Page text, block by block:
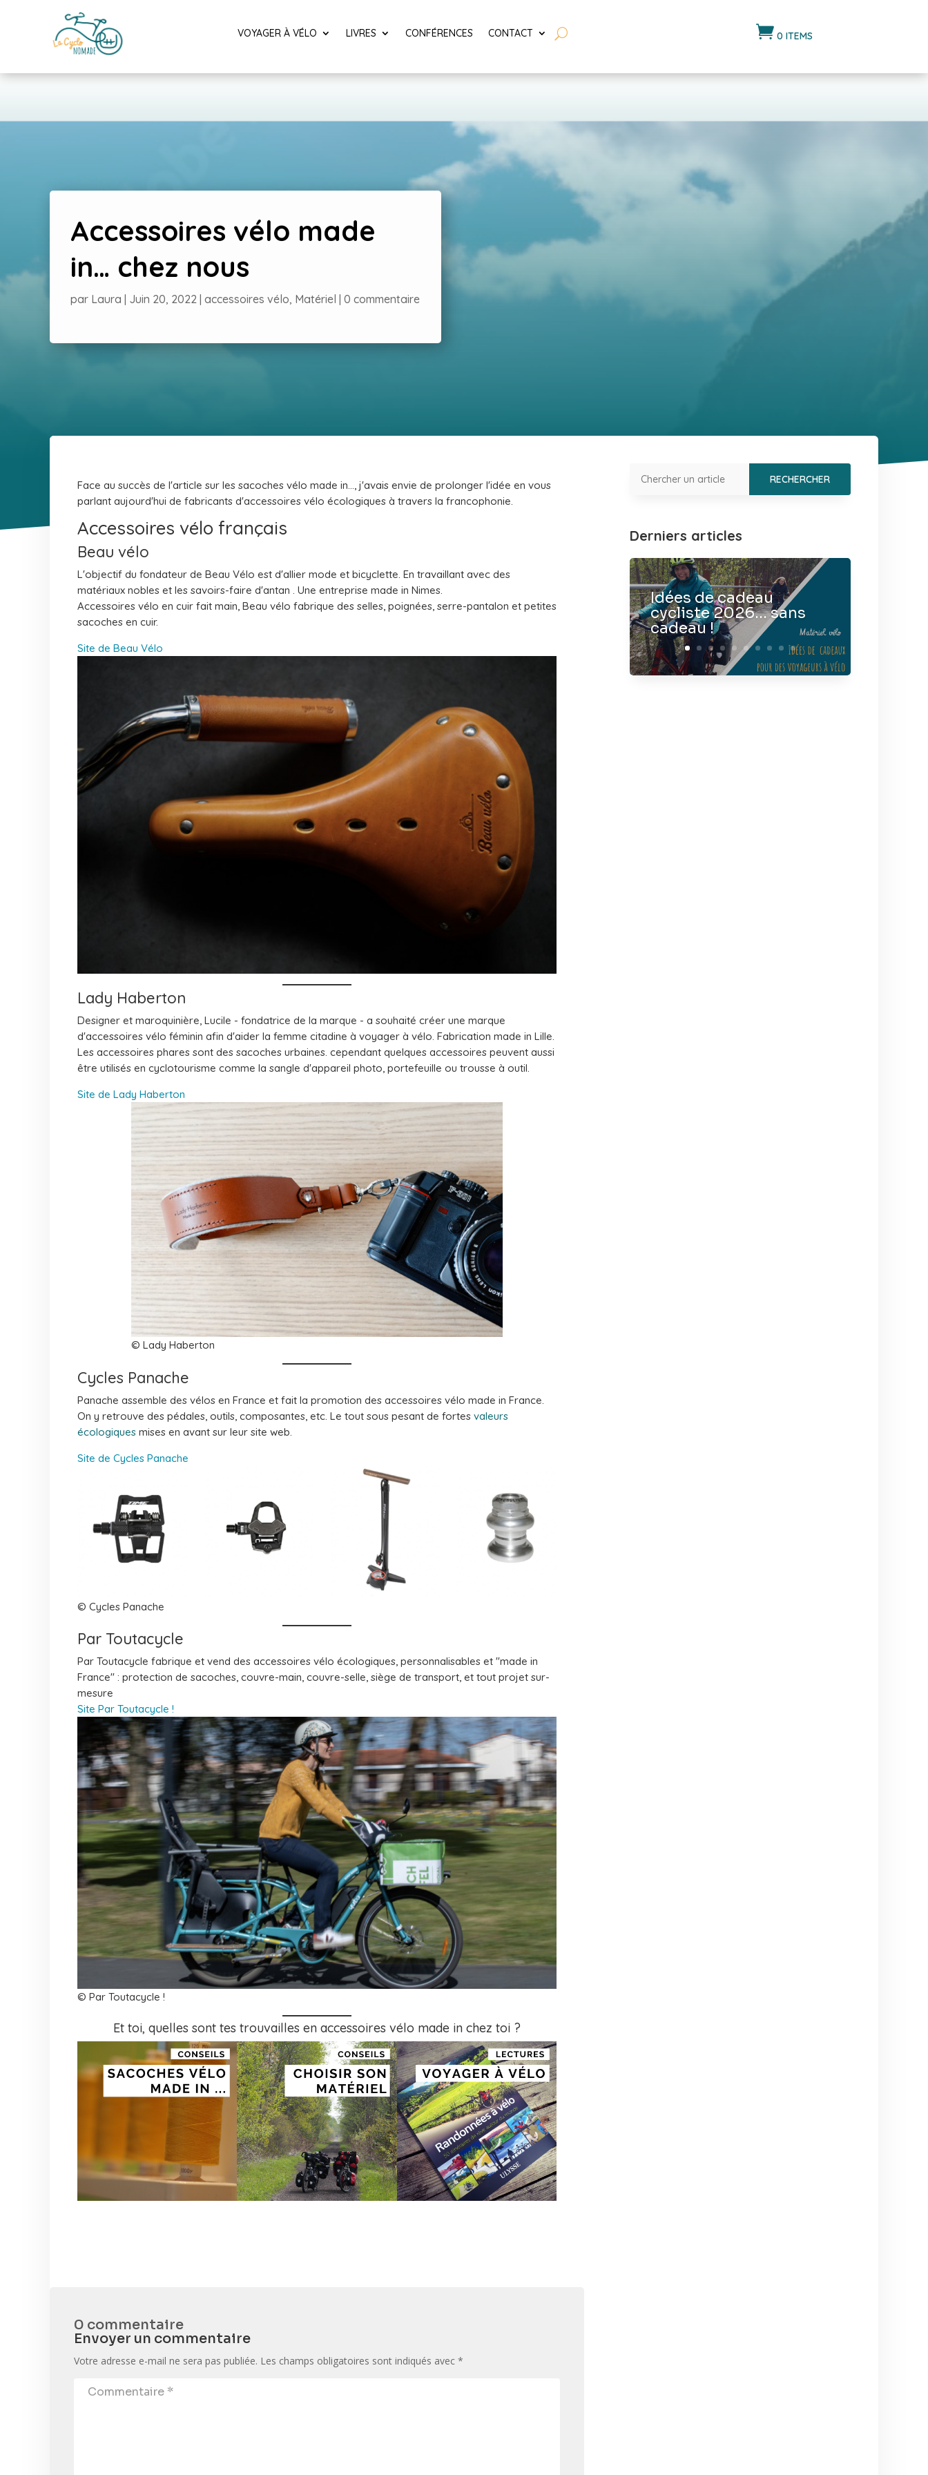
VOYAGER À VÉLO LIVRES CONFÉRENCES CONTACT  0 ITEMS
Accessoires vélo made
in… chez nous
par Laura Juin 20, 2022 accessoires vélo, Matériel 0 commentaire
Face au succès de l'article sur les sacoches vélo made in..., j'avais envie de prolonger l'idée en vous
parlant aujourd'hui de fabricants d'accessoires vélo écologiques à travers la francophonie.
Accessoires vélo français
Beau vélo
L'objectif du fondateur de Beau Vélo est d'allier mode et bicyclette. En travaillant avec des
matériaux nobles et les savoirs-faire d'antan . Une entreprise made in Nimes.
Accessoires vélo en cuir fait main, Beau vélo fabrique des selles, poignées, serre-pantalon et petites
sacoches en cuir.
Site de Beau Vélo
Lady Haberton
Designer et maroquinière, Lucile - fondatrice de la marque - a souhaité créer une marque
d'accessoires vélo féminin afin d'aider la femme citadine à voyager à vélo. Fabrication made in Lille.
Les accessoires phares sont des sacoches urbaines. cependant quelques accessoires peuvent aussi
être utilisés en cyclotourisme comme la sangle d'appareil photo, portefeuille ou trousse à outil.
Site de Lady Haberton
© Lady Haberton
Cycles Panache
Panache assemble des vélos en France et fait la promotion des accessoires vélo made in France.
On y retrouve des pédales, outils, composantes, etc. Le tout sous pesant de fortes valeurs
écologiques mises en avant sur leur site web.
Site de Cycles Panache
© Cycles Panache
Par Toutacycle
Par Toutacycle fabrique et vend des accessoires vélo écologiques, personnalisables et "made in
France" : protection de sacoches, couvre-main, couvre-selle, siège de transport, et tout projet sur-
mesure
Site Par Toutacycle !
© Par Toutacycle !
Et toi, quelles sont tes trouvailles en accessoires vélo made in chez toi ?
0 commentaire
Envoyer un commentaire
Votre adresse e-mail ne sera pas publiée. Les champs obligatoires sont indiqués avec *
Derniers articles
Idées de cadeau
cycliste 2026… sans
cadeau !